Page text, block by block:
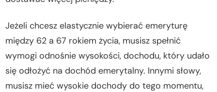
Jeżeli chcesz elastycznie wybierać emeryturę
między 62 a 67 rokiem życia, musisz spełnić
wymogi odnośnie wysokości, dochodu, który udało
się odłożyć na dochód emerytalny. Innymi słowy,
musisz mieć wysokie dochody do tego momentu,